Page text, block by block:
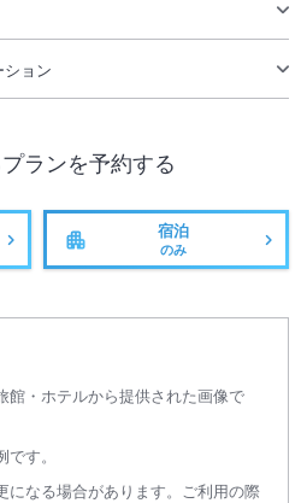
ション
ランを予約する
宿泊
のみ
館・ホテルから提供された画像で
す。
になる場合があります。ご利用の際